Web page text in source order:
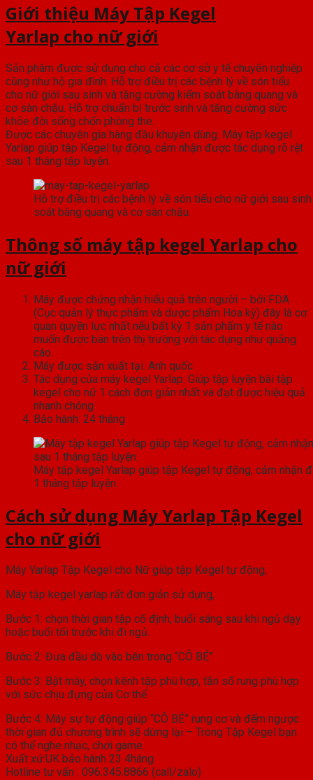
Giới thiệu Máy Tập Kegel
Yarlap cho nữ giới
Sản phâm được sử dụng cho cả các cơ sở y tế chuyên nghiệp
cũng như hộ gia đình. Hỗ trợ điều trị các bệnh lý về són tiểu
cho nữ giới sau sinh và tăng cường kiểm soát bàng quang và
cơ sàn chậu. Hỗ trợ chuẩn bị trước sinh và tăng cường sức
khỏe đời sống chốn phòng the.
Được các chuyên gia hàng đầu khuyên dùng. Máy tập kegel
Yarlap giúp tập Kegel tự động, cảm nhận được tác dụng rõ rệt
sau 1 tháng tập luyện.
Hỗ trợ điều trị các bệnh lý về són tiểu cho nữ giới sau
soát bàng quang và cơ sàn chậu.
Thông số máy tập kegel Yarlap cho
nữ giới
Máy được chứng nhận hiểu quả trên người – bởi FDA
(Cục quản lý thực phẩm và dược phẩm Hoa kỳ) đây là cơ
quan quyền lực nhất nếu bất kỳ 1 sản phẩm y tế nào
muốn được bán trên thị trường với tác dụng như quảng
cáo.
Máy được sản xuất tại: Anh quốc
Tác dụng của máy kegel Yarlap: Giúp tập luyện bài tập
kegel cho nữ 1 cách đơn giản nhất và đạt được hiệu quả
nhanh chóng
Bảo hành: 24 tháng
Máy tập kegel Yarlap giúp tập Kegel tự động, cảm nhận
1 tháng tập luyện.
Cách sử dụng Máy Yarlap Tập Kegel
cho nữ giới
Máy Yarlap Tập Kegel cho Nữ giúp tập Kegel tự động,
Máy tập kegel yarlap rất đơn giản sử dụng,
Bước 1: chọn thời gian tập cố định, buổi sáng sau khi ngủ dạy
hoặc buổi tối trước khi đi ngủ.
Bước 2: Đưa đầu dò vào bên trong “CÔ BÉ”
Bước 3: Bật máy, chọn kênh tập phù hợp, tần số rung phù hợp
với sức chịu đựng của Cơ thể
Bước 4: Máy sự tự động giúp “CÔ BÉ” rung cơ và đếm ngược
thời gian đủ chương trình sẽ dừng lại – Trong Tập Kegel bạn
có thể nghe nhạc, chơi game.
Xuất xứ:UK bảo hành 23 4háng
Hotline tư vấn : 096.345.8866 (call/zalo)